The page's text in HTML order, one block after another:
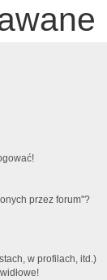
przez forum"?
w profilach, itd.)